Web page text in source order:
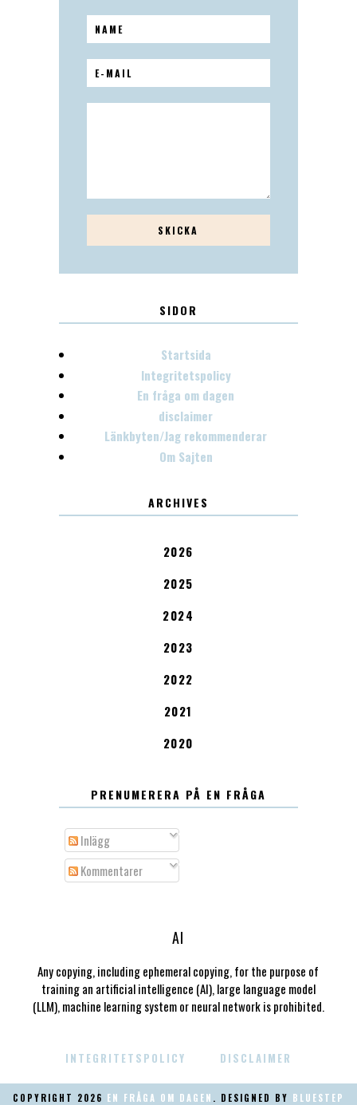
SIDOR
Startsida
Integritetspolicy
En fråga om dagen
disclaimer
Länkbyten/Jag rekommenderar
Om Sajten
ARCHIVES
2026
2025
2024
2023
2022
2021
2020
PRENUMERERA PÅ EN FRÅGA
Inlägg
Kommentarer
AI
Any copying, including ephemeral copying, for the purpose of
training an artificial intelligence (AI), large language model
(LLM), machine learning system or neural network is prohibited.
INTEGRITETSPOLICY DISCLAIMER
COPYRIGHT 2026 EN FRÅGA OM DAGEN . DESIGNED BY BLUESTEP